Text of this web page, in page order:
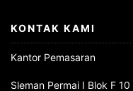
KONTAK KAMI
Kantor Pemasaran
Sleman Permai I Blok F